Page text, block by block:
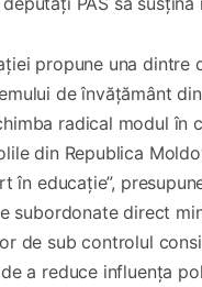
propune una dintre
de învățământ
radical modul în
din Republica
în educație”,
subordonate direct
de sub controlul
a reduce influența